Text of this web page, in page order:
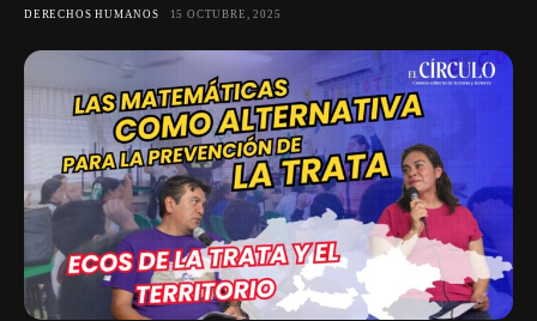
DERECHOS HUMANOS 15 OCTUBRE, 2025